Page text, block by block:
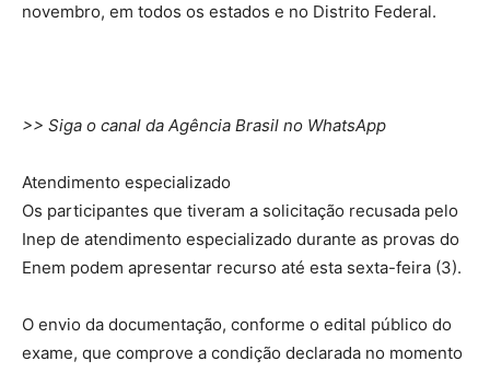
novembro, em todos os estados e no Distrito Federal.
>> Siga o canal da Agência Brasil no WhatsApp
Atendimento especializado
Os participantes que tiveram a solicitação recusada pelo
Inep de atendimento especializado durante as provas do
Enem podem apresentar recurso até esta sexta-feira (3).
O envio da documentação, conforme o edital público do
exame, que comprove a condição declarada no momento